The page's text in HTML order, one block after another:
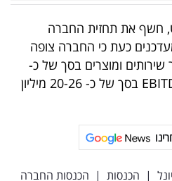
חשף את תחזית החברה
"אנו מעדכנים כעת כי החברה צופה
2024 תמכור שירותים ומוצרים בסך של כ-
65-75 מיליון דולר ותציג EBITDA בסך של כ- 20-26 מיליון
| הכנסות | הכנסות החברה